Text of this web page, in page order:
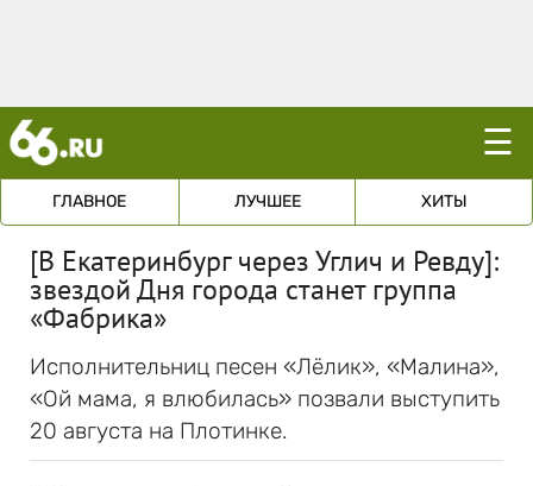
☰
ГЛАВНОЕ ЛУЧШЕЕ ХИТЫ
[В Екатеринбург через Углич и Ревду]:
звездой Дня города станет группа
«Фабрика»
Исполнительниц песен «Лёлик», «Малина»,
«Ой мама, я влюбилась» позвали выступить
20 августа на Плотинке.